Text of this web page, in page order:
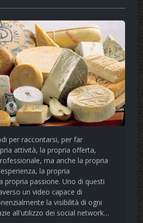
per raccontarsi, per far
attività, la propria offerta,
ma anche la propria
la propria
propria passione. Uno di questi
un video capace di
la visibilità di ogni
all'utilizzo dei social network…